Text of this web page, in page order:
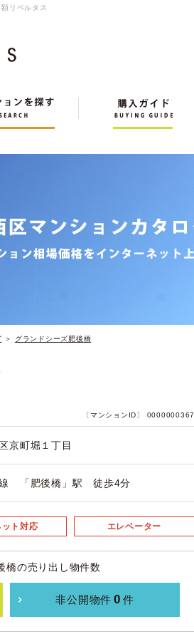
リベルタス
＞ グランドシーズ肥後橋
〔マンションID〕 0000000367
京町堀１丁目
線 「肥後橋」駅 徒歩4分
ト対応 エレベーター
橋の売り出し物件数
非公開物件 0 件